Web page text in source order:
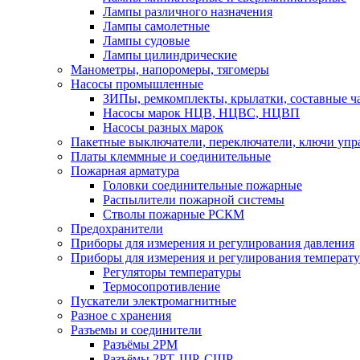
Лампы различного назначения
Лампы самолетные
Лампы судовые
Лампы цилиндрические
Манометры, напоромеры, тягомеры
Насосы промышленные
ЗИПы, ремкомплекты, крылатки, составные
Насосы марок НЦВ, НЦВС, НЦВП
Насосы разных марок
Пакетные выключатели, переключатели, ключи
Платы клеммные и соединительные
Пожарная арматура
Головки соединительные пожарные
Распылители пожарной системы
Стволы пожарные РСКМ
Предохранители
Приборы для измерения и регулирования давления
Приборы для измерения и регулирования
Регуляторы температуры
Термосопротивление
Пускатели электромагнитные
Разное с хранения
Разъемы и соединители
Разъёмы 2РМ